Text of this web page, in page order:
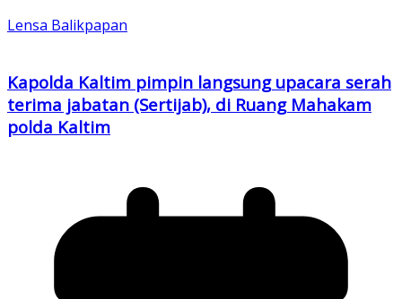
Lensa Balikpapan
Kapolda Kaltim pimpin langsung upacara serah
terima jabatan (Sertijab), di Ruang Mahakam
polda Kaltim